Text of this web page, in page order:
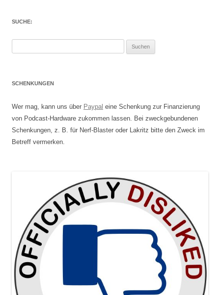
SUCHE:
SCHENKUNGEN
Wer mag, kann uns über Paypal eine Schenkung zur Finanzierung
von Podcast-Hardware zukommen lassen. Bei zweckgebundenen
Schenkungen, z. B. für Nerf-Blaster oder Lakritz bitte den Zweck im
Betreff vermerken.